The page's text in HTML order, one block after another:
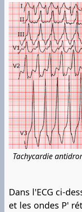
Tachycardie
Dans l'ECG ci-
et les ondes P'